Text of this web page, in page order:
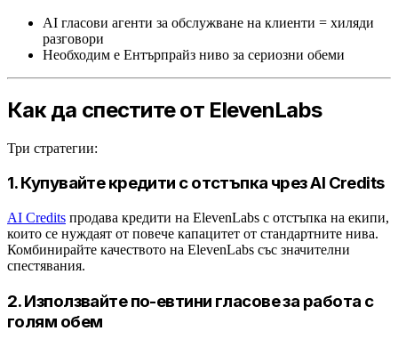
AI гласови агенти за обслужване на клиенти = хиляди
разговори
Необходим е Ентърпрайз ниво за сериозни обеми
Как да спестите от ElevenLabs
Три стратегии:
1. Купувайте кредити с отстъпка чрез AI Credits
AI Credits продава кредити на ElevenLabs с отстъпка на екипи,
които се нуждаят от повече капацитет от стандартните нива.
Комбинирайте качеството на ElevenLabs със значителни
спестявания.
2. Използвайте по-евтини гласове за работа с
голям обем